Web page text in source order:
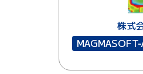
株式